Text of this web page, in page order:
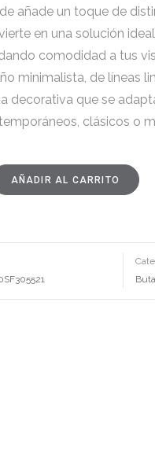
añade un toque de
en una solución
comodidad a tus
minimalista, de líneas
decorativa que se
clásicos o
AÑADIR AL CARRITO